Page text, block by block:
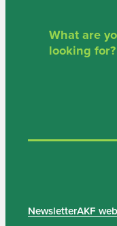
What are
looking for?
NewsletterAKF